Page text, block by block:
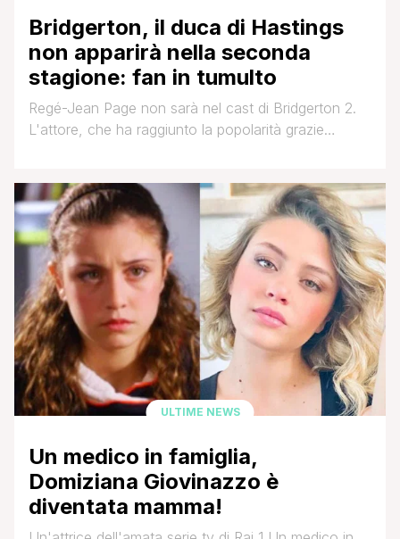
Bridgerton, il duca di Hastings
non apparirà nella seconda
stagione: fan in tumulto
Regé-Jean Page non sarà nel cast di Bridgerton 2.
L'attore, che ha raggiunto la popolarità grazie
dispibibile su Netflix che negli scorsi mesi ha
raggiunto numeri da record. Il secondo capitolo
racconterà le avventure di un altro membro della [']
ULTIME NEWS
Un medico in famiglia,
Domiziana Giovinazzo è
diventata mamma!